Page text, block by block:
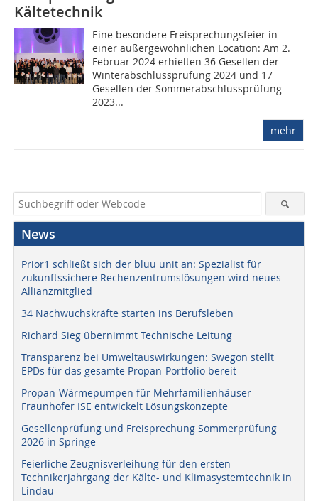
Kältetechnik
Eine besondere Freisprechungsfeier in
einer außergewöhnlichen Location: Am 2.
Februar 2024 erhielten 36 Gesellen der
Winterabschlussprüfung 2024 und 17
Gesellen der Sommerabschlussprüfung
2023...
mehr
News
Prior1 schließt sich der bluu unit an: Spezialist für
zukunftssichere Rechenzentrumslösungen wird neues
Allianzmitglied
34 Nachwuchskräfte starten ins Berufsleben
Richard Sieg übernimmt Technische Leitung
Transparenz bei Umweltauswirkungen: Swegon stellt
EPDs für das gesamte Propan-Portfolio bereit
Propan-Wärmepumpen für Mehrfamilienhäuser –
Fraunhofer ISE entwickelt Lösungskonzepte
Gesellenprüfung und Freisprechung Sommerprüfung
2026 in Springe
Feierliche Zeugnisverleihung für den ersten
Technikerjahrgang der Kälte- und Klimasystemtechnik in
Lindau